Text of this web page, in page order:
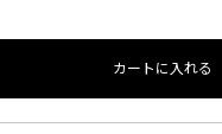
カートに入れる